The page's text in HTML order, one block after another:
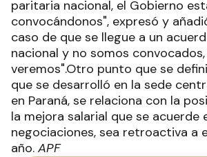
paritaria nacional, el Gobierno
convocándonos", expresó y
caso de que se llegue a un
nacional y no somos
veremos".Otro punto que se
que se desarrolló en la sede
en Paraná, se relaciona con la
la mejora salarial que se acuerde
negociaciones, sea retroactiva a
año. APF